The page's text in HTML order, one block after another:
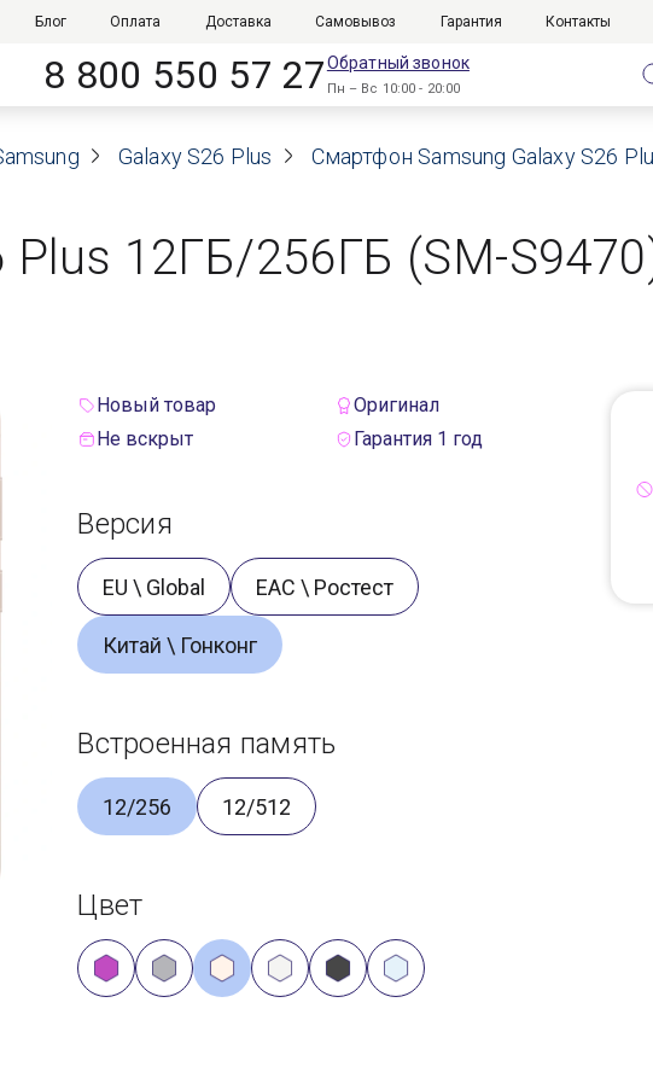
Блог Оплата Доставка Самовывоз Гарантия Контакты
8 800 550 57 27Обратный звонок
Пн – Вс 10:00 - 20:00
Galaxy S26 Plus Смартфон Samsung Galaxy S26
Plus 12ГБ/256ГБ (SM-
Новый товар
Оригинал
Не вскрыт
Гарантия 1 год
Версия
EU \ Global ЕАС \ Ростест
Китай \ Гонконг
Встроенная память
12/256 12/512
Цвет